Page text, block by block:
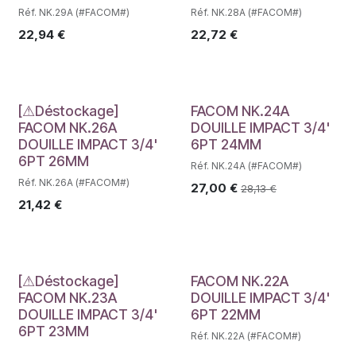
Réf. NK.29A (#FACOM#)
22,94 €
Réf. NK.28A (#FACOM#)
22,72 €
Déstockage
[⚠Déstockage]
FACOM NK.26A
DOUILLE IMPACT 3/4'
6PT 26MM
Réf. NK.26A (#FACOM#)
21,42 €
FACOM NK.24A
DOUILLE IMPACT 3/4'
6PT 24MM
Réf. NK.24A (#FACOM#)
27,00 € 28,13€
Déstockage
[⚠Déstockage]
FACOM NK.23A
DOUILLE IMPACT 3/4'
6PT 23MM
FACOM NK.22A
DOUILLE IMPACT 3/4'
6PT 22MM
Réf. NK.22A (#FACOM#)